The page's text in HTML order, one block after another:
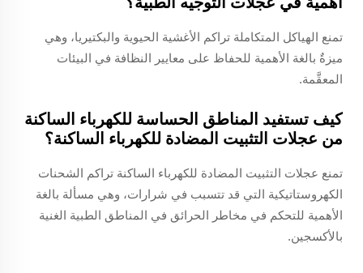
تمنع الهياكل المتكاملة تراكم الأغشية الحيوية والبكتيريا، وهي
ميزةٌ بالغة الأهمية للحفاظ على معايير النظافة في البيئات
المعقَّمة.
كيف تستفيد المناطق الحساسة للكهرباء الساكنة
من عجلات التثبيت المضادة للكهرباء الساكنة؟
تمنع عجلات التثبيت المضادة للكهرباء الساكنة تراكم الشحنات
الكهروستاتيكية التي قد تتسبب في شرارات، وهي مسألة بالغة
الأهمية للتحكم في مخاطر الحرائق في المناطق الطبية الغنية
بالأكسجين.